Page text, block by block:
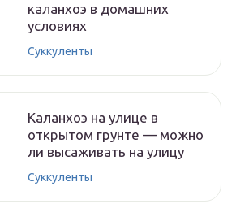
каланхоэ в домашних
условиях
Суккуленты
Каланхоэ на улице в
открытом грунте — можно
ли высаживать на улицу
Суккуленты